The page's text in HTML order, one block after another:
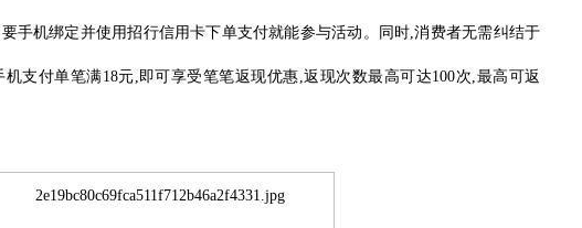
手机绑定并使用招行信用卡下单支付就能参与活动。同时,消费者无需纠结于
支付单笔满18元,即可享受笔笔返现优惠,返现次数最高可达100次,最高可返